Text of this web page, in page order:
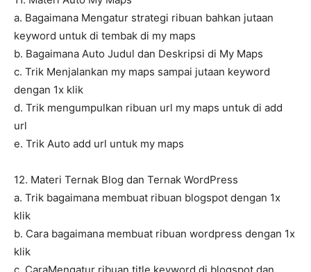
a. Bagaimana Mengatur strategi ribuan bahkan jutaan
keyword untuk di tembak di my maps
b. Bagaimana Auto Judul dan Deskripsi di My Maps
c. Trik Menjalankan my maps sampai jutaan keyword
dengan 1x klik
d. Trik mengumpulkan ribuan url my maps untuk di add
url
e. Trik Auto add url untuk my maps
12. Materi Ternak Blog dan Ternak WordPress
a. Trik bagaimana membuat ribuan blogspot dengan 1x
klik
b. Cara bagaimana membuat ribuan wordpress dengan 1x
klik